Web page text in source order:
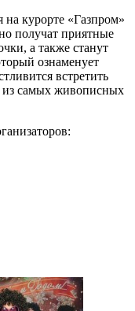
курорте «Газпром»
получат приятные
а также станут
ознаменует
встретить
из самых живописных